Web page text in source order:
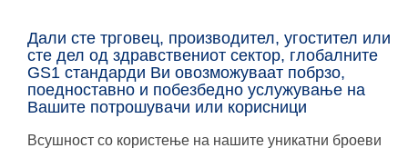
Дали сте трговец, производител, угостител или
сте дел од здравствениот сектор, глобалните
GS1 стандарди Ви овозможуваат побрзо,
поедноставно и побезбедно услужување на
Вашите потрошувачи или корисници
Всушност со користење на нашите уникатни броеви